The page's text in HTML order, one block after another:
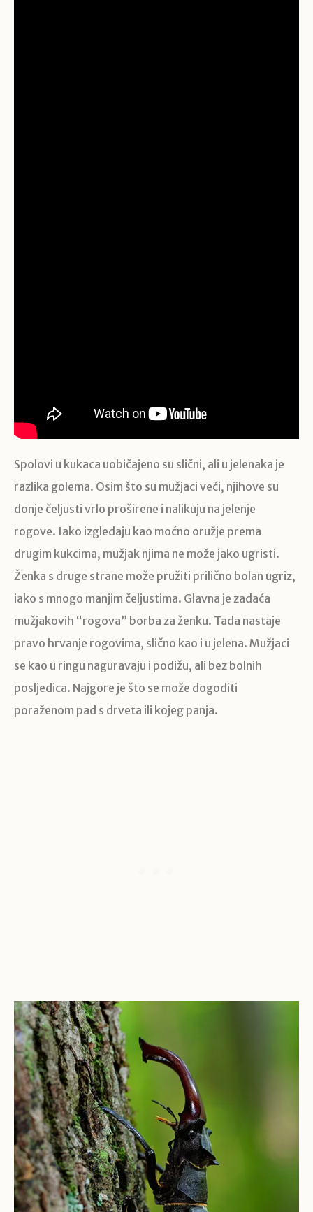
Spolovi u kukaca uobičajeno su slični, ali u jelenaka je
razlika golema. Osim što su mužjaci veći, njihove su
donje čeljusti vrlo proširene i nalikuju na jelenje
rogove. Iako izgledaju kao moćno oružje prema
drugim kukcima, mužjak njima ne može jako ugristi.
Ženka s druge strane može pružiti prilično bolan ugriz,
iako s mnogo manjim čeljustima. Glavna je zadaća
mužjakovih “rogova” borba za ženku. Tada nastaje
pravo hrvanje rogovima, slično kao i u jelena. Mužjaci
se kao u ringu naguravaju i podižu, ali bez bolnih
posljedica. Najgore je što se može dogoditi
poraženom pad s drveta ili kojeg panja.